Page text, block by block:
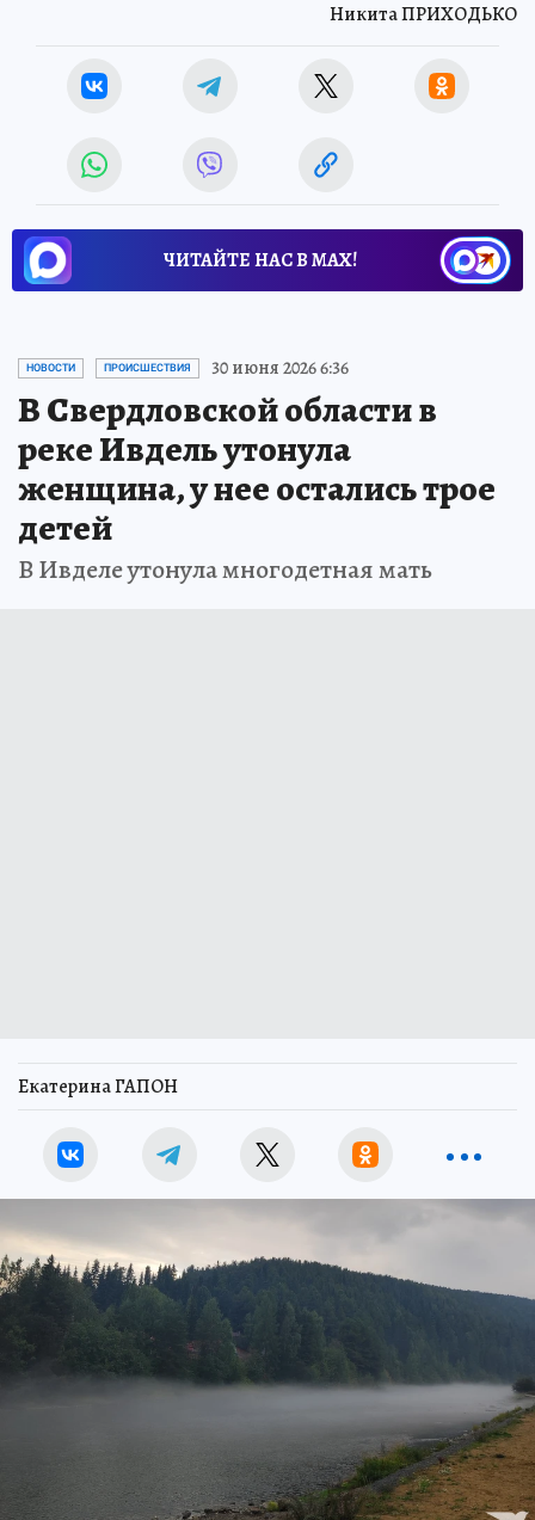
Никита ПРИХОДЬКО
ЧИТАЙТЕ НАС В МАХ!
НОВОСТИ ПРОИСШЕСТВИЯ 30 июня 2026 6:36
В Свердловской области в
реке Ивдель утонула
женщина, у нее остались трое
детей
В Ивделе утонула многодетная мать
Екатерина ГАПОН